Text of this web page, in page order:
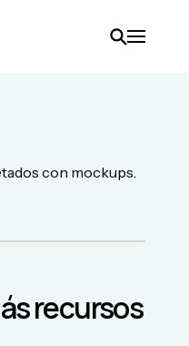
con mockups.
recursos